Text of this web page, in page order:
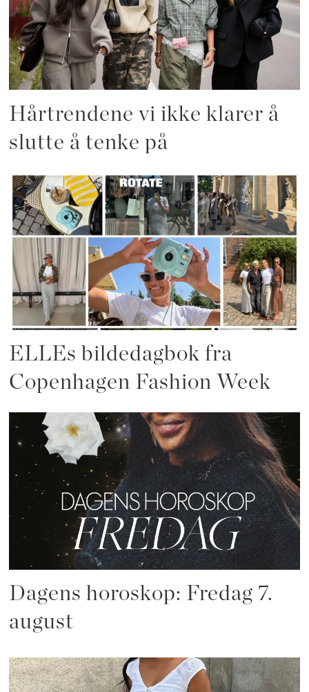
Hårtrendene vi ikke klarer å
slutte å tenke på
ELLEs bildedagbok fra
Copenhagen Fashion Week
Dagens horoskop: Fredag 7.
august